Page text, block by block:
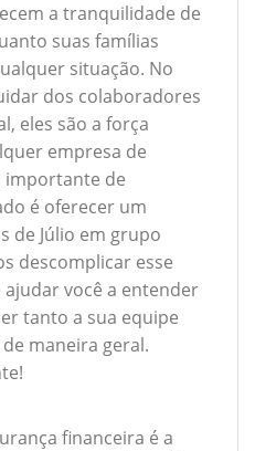
a tranquilidade de
suas famílias
situação. No
dos colaboradores
eles são a força
empresa de
importante de
é oferecer um
de Júlio em grupo
descomplicar esse
você a entender
tanto a sua equipe
maneira geral.
financeira é a